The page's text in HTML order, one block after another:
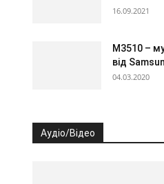
16.09.2021
M3510 –
від
04.03.2020
Аудіо/Відео